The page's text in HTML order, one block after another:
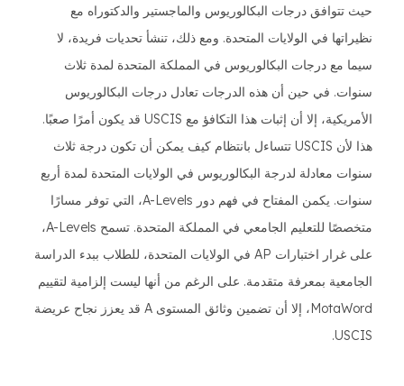
حيث تتوافق درجات البكالوريوس والماجستير والدكتوراه مع
نظيراتها في الولايات المتحدة. ومع ذلك، تنشأ تحديات فريدة، لا
سيما مع درجات البكالوريوس في المملكة المتحدة لمدة ثلاث
سنوات. في حين أن هذه الدرجات تعادل درجات البكالوريوس
الأمريكية، إلا أن إثبات هذا التكافؤ مع USCIS قد يكون أمرًا صعبًا.
هذا لأن USCIS تتساءل بانتظام كيف يمكن أن تكون درجة ثلاث
سنوات معادلة لدرجة البكالوريوس في الولايات المتحدة لمدة أربع
سنوات. يكمن المفتاح في فهم دور A-Levels، التي توفر مسارًا
متخصصًا للتعليم الجامعي في المملكة المتحدة. تسمح A-Levels،
على غرار اختبارات AP في الولايات المتحدة، للطلاب ببدء الدراسة
الجامعية بمعرفة متقدمة. على الرغم من أنها ليست إلزامية لتقييم
MotaWord، إلا أن تضمين وثائق المستوى A قد يعزز نجاح عريضة
USCIS.